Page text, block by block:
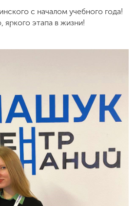
с началом учебного года!
этапа в жизни!